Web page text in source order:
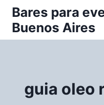
Saltar
contenido
Bares para
Buenos Aires
guia oleo